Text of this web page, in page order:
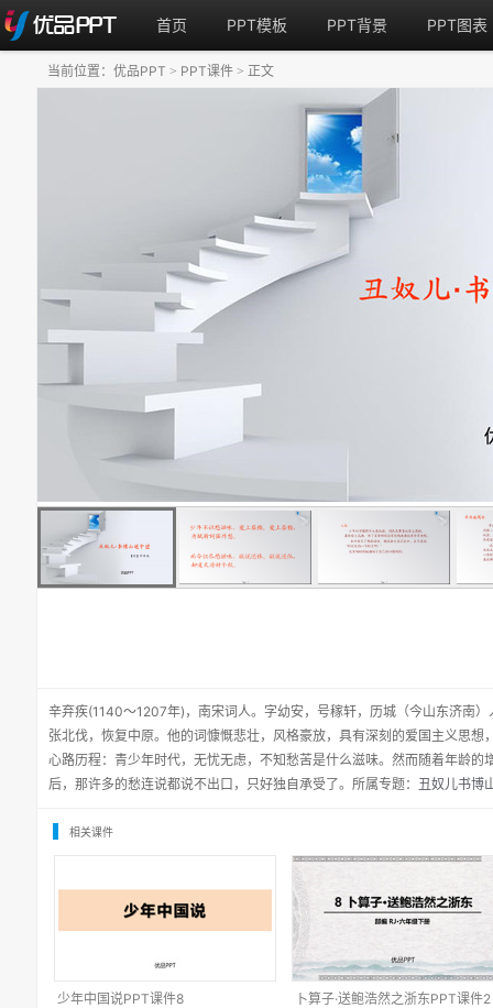
首页 PPT模板 PPT背景 PPT图表
辛弃疾(1140～1207年)，南宋词人。字幼安，号稼轩，历城（今山东济南
张北伐，恢复中原。他的词慷慨悲壮，风格豪放，具有深刻的爱国主义思
心路历程：青少年时代，无忧无虑，不知愁苦是什么滋味。然而随着年龄
后，那许多的愁连说都说不出口，只好独自承受了。所属专题： 丑奴儿书博
当前位置： 优品PPT > PPT课件 > 正文
相关课件
少年中国说PPT课件8 卜算子·送鲍浩然之浙东PPT课件2